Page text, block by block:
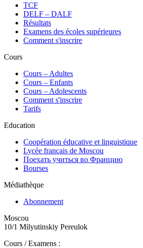
TCF
DELF – DALF
Résultats
Examens des écoles supérieures
Comment s'inscrire
Cours
Сours – Adultes
Cours – Enfants
Cours – Adolescents
Comment s'inscrire
Tarifs
Education
Coopération éducative et linguistique
Lycée français de Moscou
Поехать учиться во Францию
Bourses
Médiathèque
Abonnement
Moscou
10/1 Milyutinskiy Pereulok
Cours / Examens :